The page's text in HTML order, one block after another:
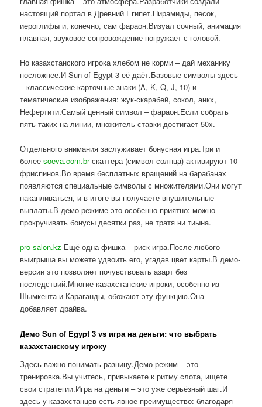
настоящий портал в Древний Египет.Пирамиды, песок,
иероглифы и, конечно, сам фараон.Визуал сочный, анимация
плавная, звуковое сопровождение погружает с головой.
Но казахстанского игрока хлебом не корми – дай механику
посложнее.И Sun of Egypt 3 её даёт.Базовые символы здесь
– классические карточные знаки (A, K, Q, J, 10) и
тематические изображения: жук-скарабей, сокол, анкх,
Нефертити.Самый ценный символ – фараон.Если собрать
пять таких на линии, множитель ставки достигает 50x.
Отдельного внимания заслуживает бонусная игра.Три и
болееsoeva.com.brскаттера (символ солнца) активируют 10
фриспинов.Во время бесплатных вращений на барабанах
появляются специальные символы с множителями.Они могут
накапливаться, и в итоге вы получаете внушительные
выплаты.В демо-режиме это особенно приятно: можно
прокручивать бонусы десятки раз, не тратя ни тиына.
pro-salon.kz Ещё одна фишка – риск-игра.После любого
выигрыша вы можете удвоить его, угадав цвет карты.В демо-
версии это позволяет почувствовать азарт без
последствий.Многие казахстанские игроки, особенно из
Шымкента и Караганды, обожают эту функцию.Она
добавляет драйва.
Демо Sun of Egypt 3 vs игра на деньги: что выбрать
казахстанскому игроку
Здесь важно понимать разницу.Демо-режим – это
тренировка.Вы учитесь, привыкаете к ритму слота, ищете
свои стратегии.Игра на деньги – это уже серьёзный шаг.И
здесь у казахстанцев есть явное преимущество: благодаря